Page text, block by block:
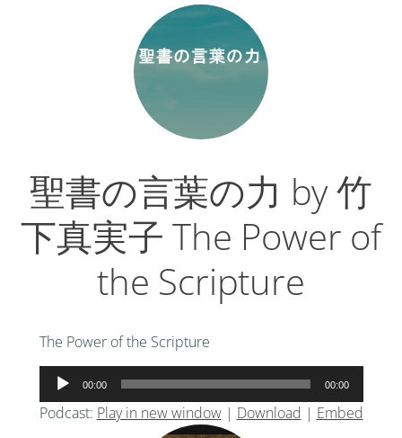
聖書の言葉の力 by 竹
下真実子 The Power of
the Scripture
The Power of the Scripture
声
プ
00:00 00:00
Podcast: Play in new window| Download | Embed